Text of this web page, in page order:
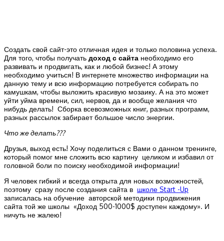
Создать свой сайт-это отличная идея и только половина успеха.
Для того, чтобы получать доход с сайта необходимо его
развивать и продвигать, как и любой бизнес! А этому
необходимо учиться! В интернете множество информации на
данную тему и всю информацию потребуется собирать по
камушкам, чтобы выложить красивую мозаику. А на это может
уйти уйма времени, сил, нервов, да и вообще желания что
нибудь делать! Сборка всевозможных книг, разных программ,
разных рассылок забирает большое число энергии.
Что же делать???
Друзья, выход есть! Хочу поделиться с Вами о данном тренинге,
который помог мне сложить всю картину целиком и избавил от
головной боли по поиску необходимой информации!
Я человек гибкий и всегда открыта для новых возможностей,
поэтому сразу после создания сайта в школе Start -Up
записалась на обучение авторской методики продвижения
сайта той же школы «Доход 500-1000$ доступен каждому». И
ничуть не жалею!